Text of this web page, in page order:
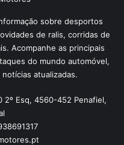
sobre desportos
de ralis, corridas de
Acompanhe as principais
do mundo automóvel,
atualizadas.
2º Esq, 4560-452 Penafiel,